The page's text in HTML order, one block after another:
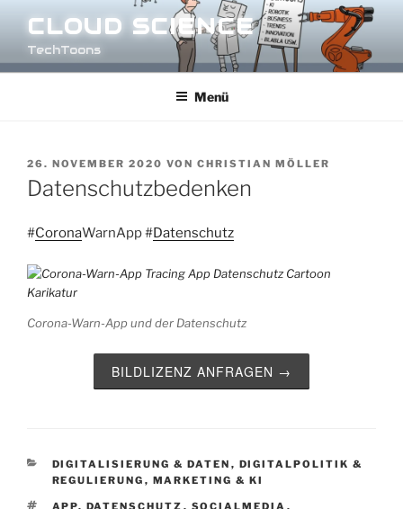
Inhalt
springen
CLOUD SCIENCE
TechToons
Menü
VERÖFFENTLICHT
AM
26. NOVEMBER 2020 VON CHRISTIAN MÖLLER
Datenschutzbedenken
#CoronaWarnApp#Datenschutz
Corona-Warn-App und der Datenschutz
BILDLIZENZ ANFRAGEN →
KATEGORIEN
DIGITALISIERUNG & DATEN , DIGITALPOLITIK &
REGULIERUNG , MARKETING & KI
SCHLAGWÖRTER